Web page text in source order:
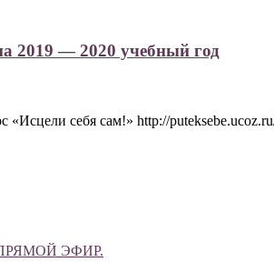
2019 — 2020 учебный год
«Исцели себя сам!» http://